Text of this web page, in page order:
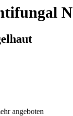
angeboten